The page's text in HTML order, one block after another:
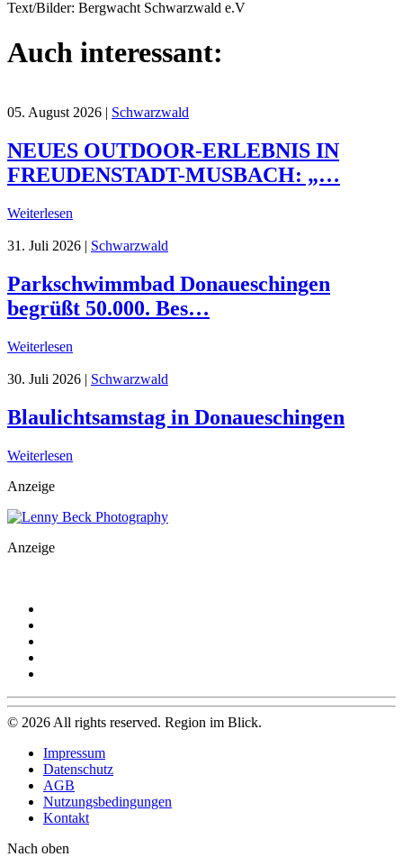
Text/Bilder: Bergwacht Schwarzwald e.V
Auch interessant:
05. August 2026 | Schwarzwald
NEUES OUTDOOR-ERLEBNIS IN
FREUDENSTADT-MUSBACH: „…
Weiterlesen
31. Juli 2026 | Schwarzwald
Parkschwimmbad Donaueschingen
begrüßt 50.000. Bes…
Weiterlesen
30. Juli 2026 | Schwarzwald
Blaulichtsamstag in Donaueschingen
Weiterlesen
Anzeige
Anzeige
© 2026 All rights reserved. Region im Blick.
Impressum
Datenschutz
AGB
Nutzungsbedingungen
Kontakt
Nach oben